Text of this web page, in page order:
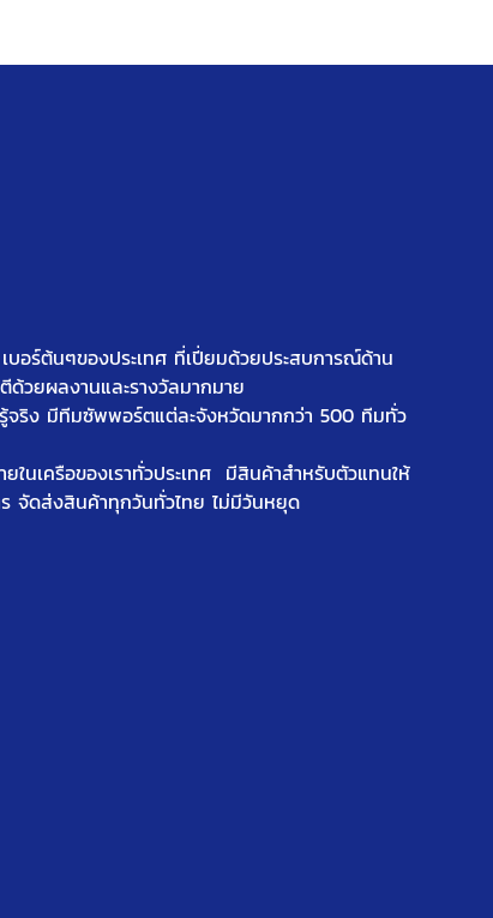
เบอร์ต้นๆของประเทศ ที่เปี่ยมด้วยประสบการณ์ด้าน
ด้วยผลงานและรางวัลมากมาย
จริง มีทีมซัพพอร์ตแต่ละจังหวัดมากกว่า 500 ทีมทั่ว
ในเครือของเราทั่วประเทศ มีสินค้าสำหรับตัวแทนให้
จัดส่งสินค้าทุกวันทั่วไทย ไม่มีวันหยุด